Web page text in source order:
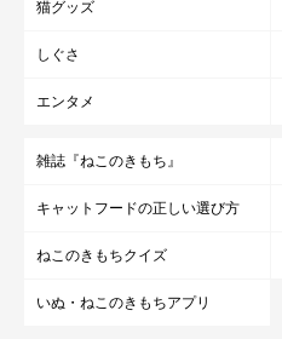
猫グッズ
しぐさ
エンタメ
雑誌『ねこのきもち』
キャットフードの正しい選び方
ねこのきもちクイズ
いぬ・ねこのきもちアプリ